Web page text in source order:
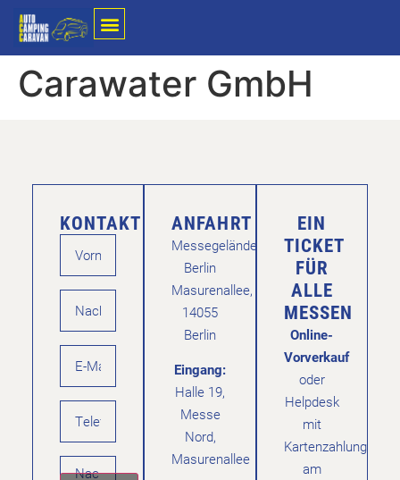
Carawater GmbH
KONTAKT ANFAHRT
Messegelände
Berlin
Masurenallee,
14055
Berlin
Eingang:
Halle 19,
Messe
Nord,
Masurenallee
EIN
TICKET
FÜR
ALLE
MESSEN
Online-
Vorverkauf
oder
Helpdesk
mit
Kartenzahlung
am